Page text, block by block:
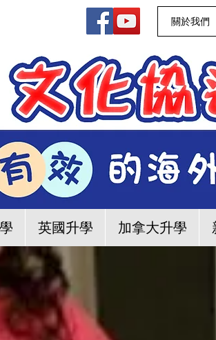
關於我們
英國升學 加拿大升學